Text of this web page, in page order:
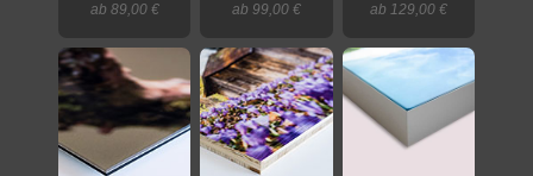
ab 89,00 € ab 99,00 € ab 129,00 €